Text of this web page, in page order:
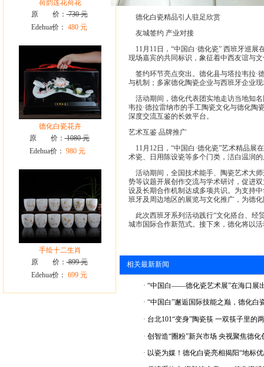
荷韵莲花荷花
原 价：730 元
Edehua价： 480 元
德化白瓷花卉
原 价：1080 元
Edehua价： 980 元
手绘十二生肖
原 价：899 元
Edehua价： 699 元
德化白瓷精品引人驻足欣赏
友城签约 产业对接
11月11日，“中国白·德化瓷” 西班牙巡展
现场嘉宾的共同标识，象征着中西友谊与
签约环节亮点突出。德化县与塔拉韦拉·
与机制；多家德化陶瓷企业与西班牙企业
活动期间，德化代表团实地走访当地知
韦拉·德拉雷纳市的手工陶瓷文化与德化陶
深度交流互鉴的长效平台。
艺术互鉴 品牌推广
11月12日，“中国白·德化瓷”艺术精品展
术瓷、日用陈设瓷等多个门类，洁白温润
活动期间，全国技术能手、陶瓷艺术大
势等议题开展创作交流与学术研讨，促进
设及长期合作机制达成多项共识。为支持
班牙及周边地区的展览与文化推广，为德
此次西班牙系列活动践行“文化搭台、经
城市国际合作新范式。接下来，德化将以
相关最新新闻
· “中国白——德化瓷艺术展”在海口展
· “中国白”邂逅国际技能之巅，德化白
· 台北101“变身”陶瓷筷 一双筷子里的
· 创智造“圈粉”新兴市场 央视聚焦德化
· 以瓷为媒！德化白瓷亮相揭阳“地标